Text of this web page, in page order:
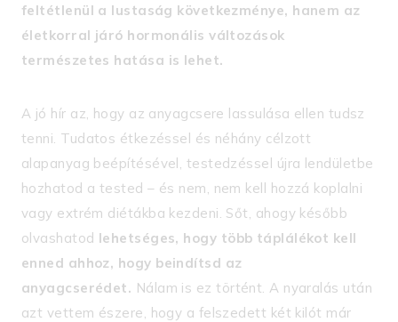
feltétlenül a lustaság következménye, hanem az
életkorral járó hormonális változások
természetes hatása is lehet.
A jó hír az, hogy az anyagcsere lassulása ellen tudsz
tenni. Tudatos étkezéssel és néhány célzott
alapanyag beépítésével, testedzéssel újra lendületbe
hozhatod a tested – és nem, nem kell hozzá koplalni
vagy extrém diétákba kezdeni. Sőt, ahogy később
olvashatod lehetséges, hogy több táplálékot kell
enned ahhoz, hogy beindítsd az
anyagcserédet. Nálam is ez történt. A nyaralás után
azt vettem észere, hogy a felszedett két kilót már